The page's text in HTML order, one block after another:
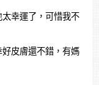
幸運了，可惜我不
皮膚還不錯，有媽